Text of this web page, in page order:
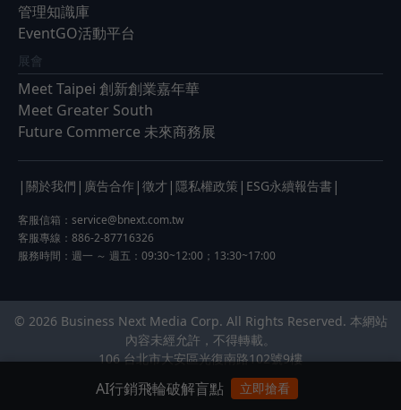
管理知識庫
EventGO活動平台
展會
Meet Taipei 創新創業嘉年華
Meet Greater South
Future Commerce 未來商務展
| 關於我們 | 廣告合作 | 徵才 | 隱私權政策 | ESG永續報告書 |
客服信箱： service@bnext.com.tw
客服專線：886-2-87716326
服務時間：週一 ～ 週五：09:30~12:00；13:30~17:00
© 2026 Business Next Media Corp. All Rights Reserved. 本網站
內容未經允許，不得轉載。
106 台北市大安區光復南路102號9樓
AI行銷飛輪破解盲點 立即搶看